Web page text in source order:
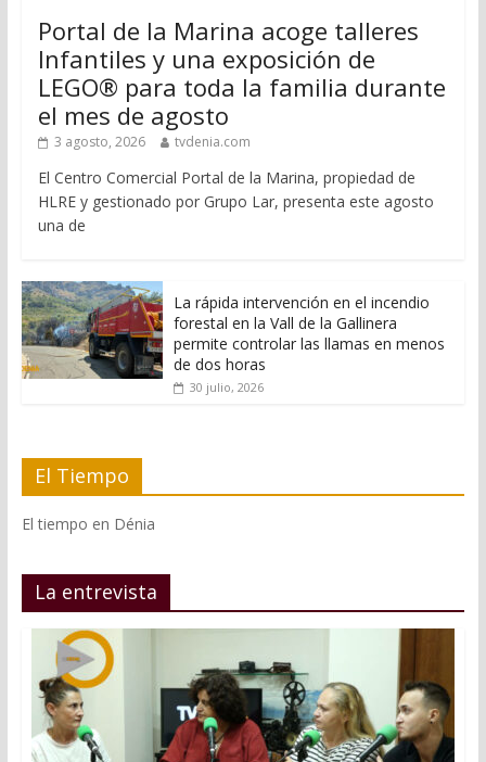
Portal de la Marina acoge talleres
Infantiles y una exposición de
LEGO® para toda la familia durante
el mes de agosto
3 agosto, 2026 tvdenia.com
El Centro Comercial Portal de la Marina, propiedad de
HLRE y gestionado por Grupo Lar, presenta este agosto
una de
La rápida intervención en el incendio
forestal en la Vall de la Gallinera
permite controlar las llamas en menos
de dos horas
30 julio, 2026
El Tiempo
El tiempo en Dénia
La entrevista